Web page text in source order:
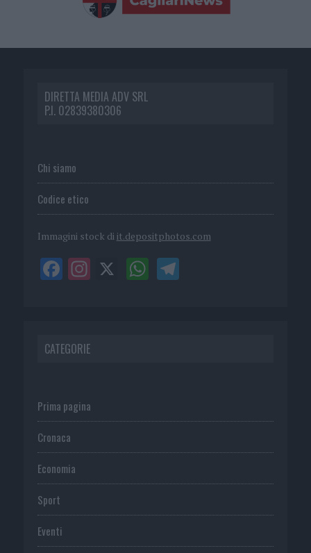
DIRETTA MEDIA ADV SRL
P.I. 02839380306
Chi siamo
Codice etico
Immagini stock di it.depositphotos.com
CATEGORIE
Prima pagina
Cronaca
Economia
Sport
Eventi